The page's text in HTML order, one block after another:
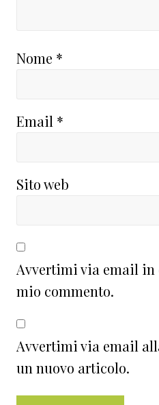
Nome *
Email *
Sito web
Avvertimi via email in
mio commento.
Avvertimi via email
un nuovo articolo.